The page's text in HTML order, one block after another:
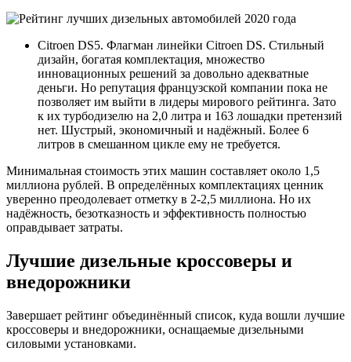
Citroen DS5. Флагман линейки Citroen DS. Стильный
дизайн, богатая комплектация, множество
инновационных решений за довольно адекватные
деньги. Но репутация французской компании пока не
позволяет им выйти в лидеры мирового рейтинга. Зато
к их турбодизелю на 2,0 литра и 163 лошадки претензий
нет. Шустрый, экономичный и надёжный. Более 6
литров в смешанном цикле ему не требуется.
Минимальная стоимость этих машин составляет около 1,5
миллиона рублей. В определённых комплектациях ценник
уверенно преодолевает отметку в 2-2,5 миллиона. Но их
надёжность, безотказность и эффективность полностью
оправдывает затраты.
Лучшие дизельные кроссоверы и
внедорожники
Завершает рейтинг объединённый список, куда вошли лучшие
кроссоверы и внедорожники, оснащаемые дизельными
силовыми установками.